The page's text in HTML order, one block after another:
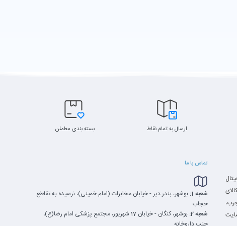
ارسال به تمام نقاط بسته بندی مطمئن
تماس با ما
شعبه 1:
بوشهر، بندر دیر - خیابان مخابرات (امام خمینی)، نرسیده به تقاطع
حجاب
شعبه 2:
بوشهر، کنگان - خیابان 17 شهریور، مجتمع پزشکی امام رضا(ع)،